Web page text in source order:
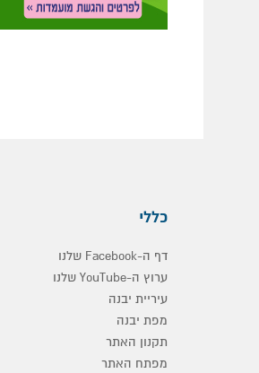
כללי
דף ה-Facebook שלנו
ערוץ ה-YouTube שלנו
עיריית יבנה
מפת יבנה
תקנון האתר
מפתח האתר